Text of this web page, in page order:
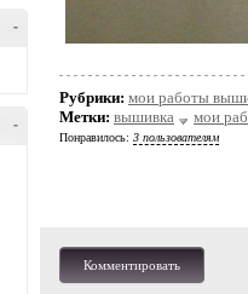
-
-
Рубрики: мои работы
Метки: вышивка мои
Понравилось: 3 пользователям
Комментировать